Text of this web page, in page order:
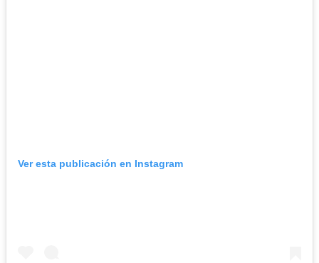
Ver esta publicación en Instagram